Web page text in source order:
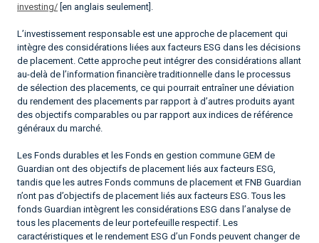
investing/ [en anglais seulement].
L’investissement responsable est une approche de placement qui
intègre des considérations liées aux facteurs ESG dans les décisions
de placement. Cette approche peut intégrer des considérations allant
au-delà de l’information financière traditionnelle dans le processus
de sélection des placements, ce qui pourrait entraîner une déviation
du rendement des placements par rapport à d’autres produits ayant
des objectifs comparables ou par rapport aux indices de référence
généraux du marché.
Les Fonds durables et les Fonds en gestion commune GEM de
Guardian ont des objectifs de placement liés aux facteurs ESG,
tandis que les autres Fonds communs de placement et FNB Guardian
n’ont pas d’objectifs de placement liés aux facteurs ESG. Tous les
fonds Guardian intègrent les considérations ESG dans l’analyse de
tous les placements de leur portefeuille respectif. Les
caractéristiques et le rendement ESG d’un Fonds peuvent changer de